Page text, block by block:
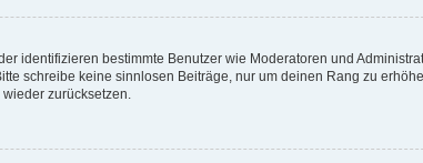
identifizieren bestimmte Benutzer wie Moderatoren und
schreibe keine sinnlosen Beiträge, nur um deinen Rang zu
zurücksetzen.